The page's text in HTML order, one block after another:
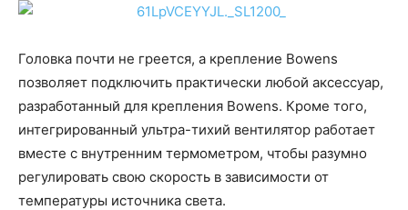
Головка почти не греется, а крепление Bowens
позволяет подключить практически любой аксессуар,
разработанный для крепления Bowens. Кроме того,
интегрированный ультра-тихий вентилятор работает
вместе с внутренним термометром, чтобы разумно
регулировать свою скорость в зависимости от
температуры источника света.